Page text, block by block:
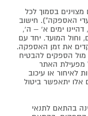
בסמוך לכל
האספקה"). חישוב
ימים א' – ה',
וחול המועד. יחד עם
את זמן האספקה.
הספקים להבטיח
מפעילת האתר
לאיחור או עיכוב
יתאפשר ביטול
בהתאם לתנאי